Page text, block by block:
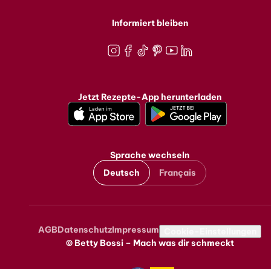
Informiert bleiben
Jetzt Rezepte-App herunterladen
Sprache wechseln
Deutsch
Français
Metanavigation
AGBDatenschutzImpressum
© Betty Bossi – Mach was dir schmeckt